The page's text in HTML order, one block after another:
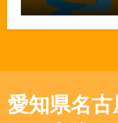
愛知県名